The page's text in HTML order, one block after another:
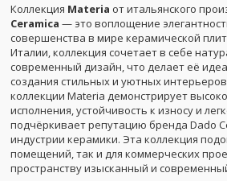
Коллекция Materia от итальянского
Ceramica — это воплощение
совершенства в мире керамической
Италии, коллекция сочетает в себе
современный дизайн, что делает её
создания стильных и уютных
коллекции Materia демонстрирует
исполнения, устойчивость к износу и
подчёркивает репутацию бренда Dado
индустрии керамики. Эта коллекция
помещений, так и для коммерческих
пространству изысканный и